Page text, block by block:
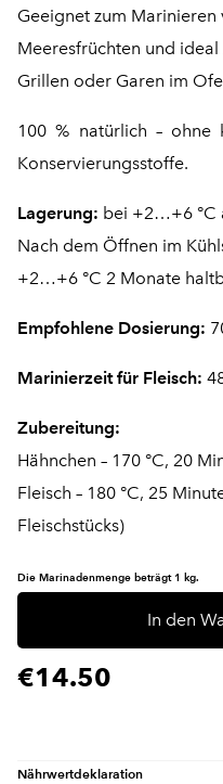
Nährwertdeklaration
Geeignet zum
Meeresfrüchten und
Grillen oder Garen im
100 % natürlich – ohne
Konservierungsstoffe.
Lagerung: bei +2…+6 °C
Nach dem Öffnen im
+2…+6 °C 2 Monate
Empfohlene Dosierung:
Marinierzeit für Fleisch:
Zubereitung:
Hähnchen – 170 °C, 20
Fleisch – 180 °C, 25
Fleischstücks)
Die Marinadenmenge beträgt 1 kg.
In den
€14.50